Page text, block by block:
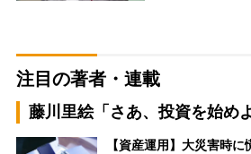
注目の著者・連載
藤川里絵「さあ、投資を始め
【資産運用】大災害時